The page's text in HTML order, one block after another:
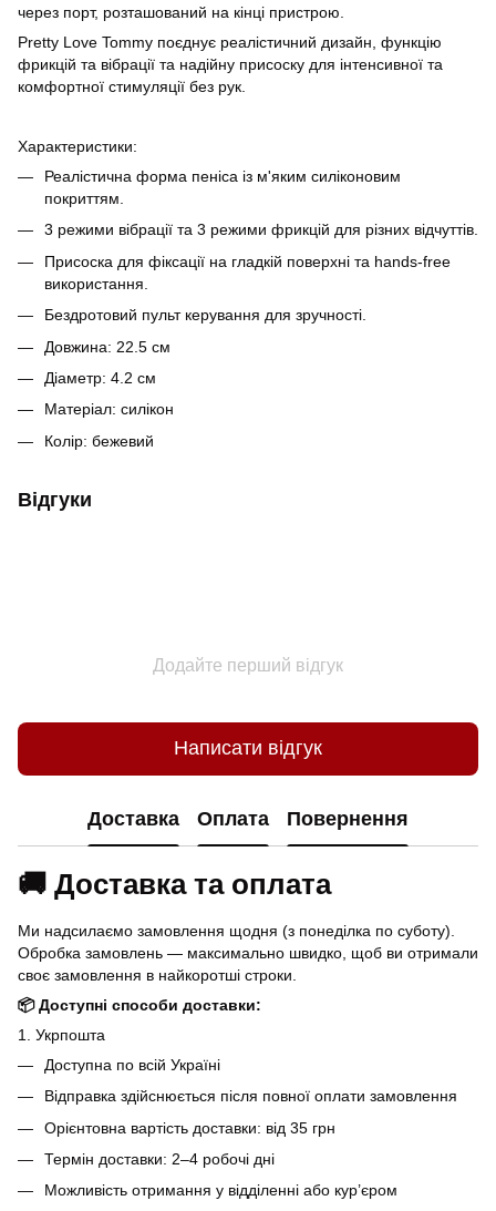
через порт, розташований на кінці пристрою.
Pretty Love Tommy поєднує реалістичний дизайн, функцію
фрикцій та вібрації та надійну присоску для інтенсивної та
комфортної стимуляції без рук.
Характеристики:
Реалістична форма пеніса із м'яким силіконовим
покриттям.
3 режими вібрації та 3 режими фрикцій для різних відчуттів.
Присоска для фіксації на гладкій поверхні та hands-free
використання.
Бездротовий пульт керування для зручності.
Довжина: 22.5 см
Діаметр: 4.2 см
Матеріал: силікон
Колір: бежевий
Відгуки
Додайте перший відгук
Написати відгук
Доставка Оплата Повернення
🚚 Доставка та оплата
Ми надсилаємо замовлення щодня (з понеділка по суботу).
Обробка замовлень — максимально швидко, щоб ви отримали
своє замовлення в найкоротші строки.
📦 Доступні способи доставки:
1. Укрпошта
Доступна по всій Україні
Відправка здійснюється після повної оплати замовлення
Орієнтовна вартість доставки: від 35 грн
Термін доставки: 2–4 робочі дні
Можливість отримання у відділенні або кур’єром